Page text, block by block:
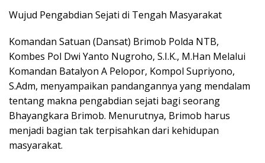
Wujud Pengabdian Sejati di Tengah Masyarakat
Komandan Satuan (Dansat) Brimob Polda NTB,
Kombes Pol Dwi Yanto Nugroho, S.I.K., M.Han Melalui
Komandan Batalyon A Pelopor, Kompol Supriyono,
S.Adm, menyampaikan pandangannya yang mendalam
tentang makna pengabdian sejati bagi seorang
Bhayangkara Brimob. Menurutnya, Brimob harus
menjadi bagian tak terpisahkan dari kehidupan
masyarakat.